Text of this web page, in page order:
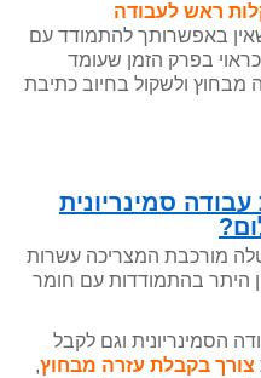
ראש לעבודה
באפשרותך להתמודד עם
בפרק הזמן שעומד
ולשקול בחיוב כתיבת
סמינריונית
מורכבת המצריכה עשרות
היתר בהתמודדות עם חומר
הסמינריונית וגם לקבל
צורך בקבלת עזרה מבחוץ,